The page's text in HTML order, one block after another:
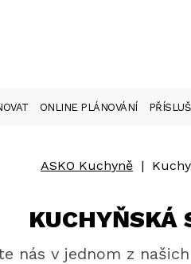
ONLINE PLÁNOVÁNÍ
ASKO Kuchyně |
KUCHYŇSKÁ
nás v jednom z